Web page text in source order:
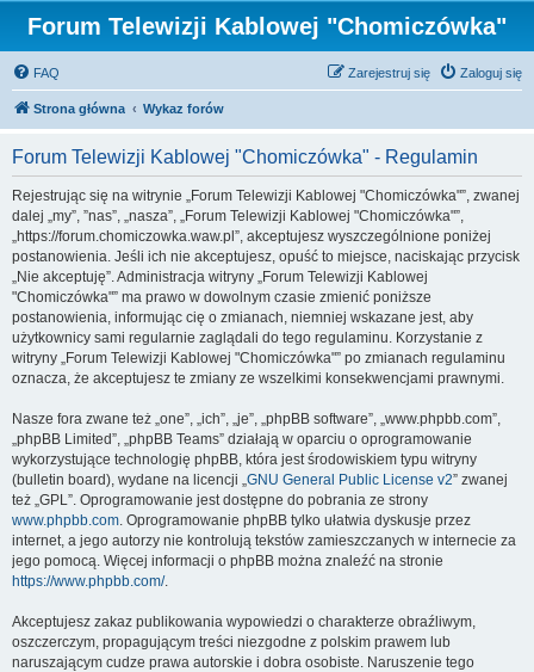
Forum Telewizji Kablowej "Chomiczówka"
FAQ Zaloguj się
Zarejestruj się
Strona główna Wykaz forów
Forum Telewizji Kablowej "Chomiczówka" - Regulamin
Rejestrując się na witrynie „Forum Telewizji Kablowej "Chomiczówka"”, zwanej
dalej „my”, ”nas”, „nasza”, „Forum Telewizji Kablowej "Chomiczówka"”,
„https://forum.chomiczowka.waw.pl”, akceptujesz wyszczególnione poniżej
postanowienia. Jeśli ich nie akceptujesz, opuść to miejsce, naciskając przycisk
„Nie akceptuję”. Administracja witryny „Forum Telewizji Kablowej
"Chomiczówka"” ma prawo w dowolnym czasie zmienić poniższe
postanowienia, informując cię o zmianach, niemniej wskazane jest, aby
użytkownicy sami regularnie zaglądali do tego regulaminu. Korzystanie z
witryny „Forum Telewizji Kablowej "Chomiczówka"” po zmianach regulaminu
oznacza, że akceptujesz te zmiany ze wszelkimi konsekwencjami prawnymi.
Nasze fora zwane też „one”, „ich”, „je”, „phpBB software”, „www.phpbb.com”,
„phpBB Limited”, „phpBB Teams” działają w oparciu o oprogramowanie
wykorzystujące technologię phpBB, która jest środowiskiem typu witryny
(bulletin board), wydane na licencji „GNU General Public License v2” zwanej
też „GPL”. Oprogramowanie jest dostępne do pobrania ze strony
www.phpbb.com. Oprogramowanie phpBB tylko ułatwia dyskusje przez
internet, a jego autorzy nie kontrolują tekstów zamieszczanych w internecie za
jego pomocą. Więcej informacji o phpBB można znaleźć na stronie
https://www.phpbb.com/.
Akceptujesz zakaz publikowania wypowiedzi o charakterze obraźliwym,
oszczerczym, propagującym treści niezgodne z polskim prawem lub
naruszającym cudze prawa autorskie i dobra osobiste. Naruszenie tego